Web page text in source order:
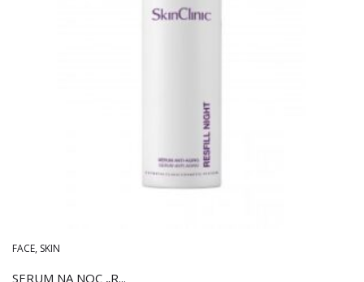
FACE, SKIN
SERUM NA NOC „R...